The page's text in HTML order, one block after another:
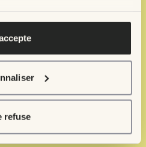
voir notrepolitique de
refuse